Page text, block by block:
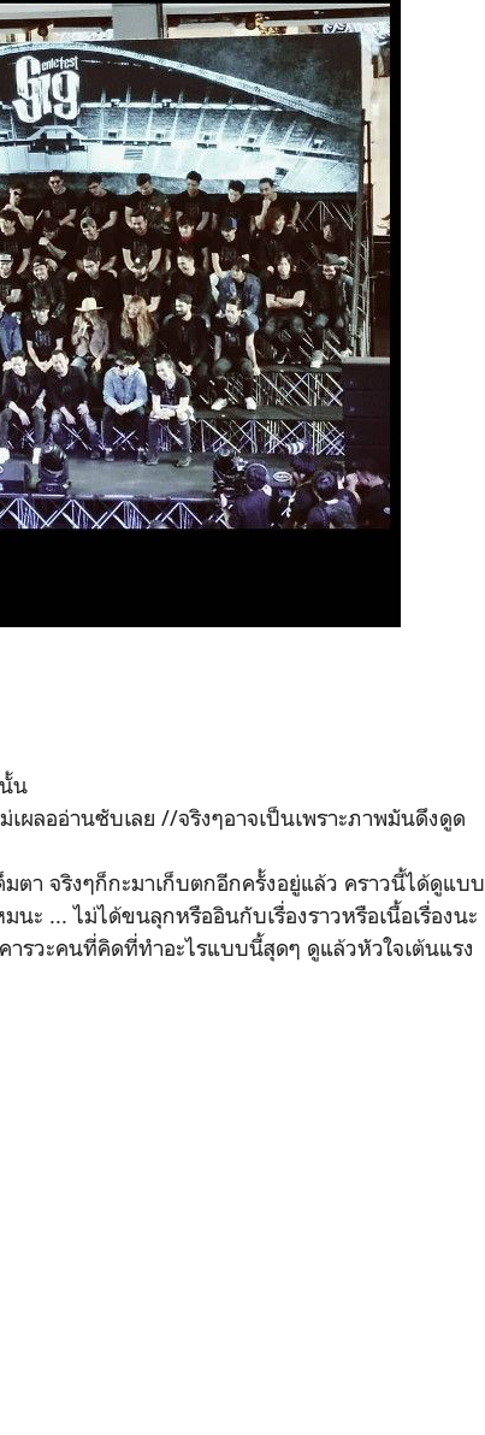
น
ผลออ่านซับเลย //จริงๆอาจเป็นเพราะภาพมันดึงดูด
ตา จริงๆก็กะมาเก็บตกอีกครั้งอยู่แล้ว คราวนี้ได้ดูแบบ
ะ ... ไม่ได้ขนลุกหรืออินกับเรื่องราวหรือเนื้อเรื่องนะ
รวะคนที่คิดที่ทำอะไรแบบนี้สุดๆ ดูแล้วหัวใจเต้นแรง